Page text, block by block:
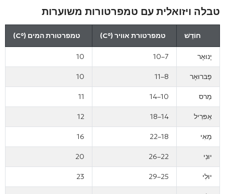
טבלה ויזואלית עם טמפרטורות משוערות
חוֹדֶשׁ טמפרטורת אוויר (°C) טמפרטורת המים (°C)
יָנוּאָר 7–10
10
פֶבּרוּאָר 8–11
10
מַרס 10–14
11
אַפּרִיל 14–18
12
מַאִי 18–22
16
יוּנִי 22–26
20
יוּלִי 25–29
23